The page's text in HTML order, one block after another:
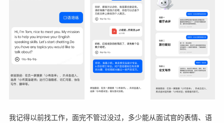
我记得以前找工作，面完不管过没过，多少能从面试官的表情、语